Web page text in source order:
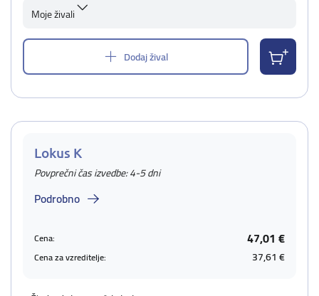
Moje živali
Dodaj žival
Lokus K
Povprečni čas izvedbe: 4-5 dni
Podrobno
Cena: 47,01 €
Cena za vzreditelje: 37,61 €